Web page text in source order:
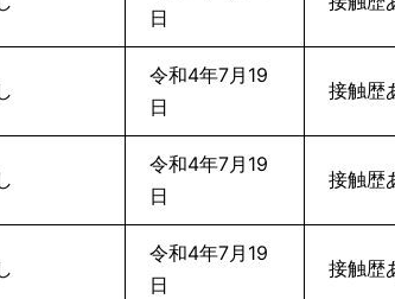
日
令和4年7月19
日
接触歴
令和4年7月19
日
接触歴
令和4年7月19
日
接触歴